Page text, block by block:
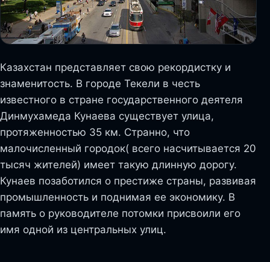
Казахстан представляет свою рекордистку и
знаменитость. В городе Текели в честь
известного в стране государственного деятеля
Динмухамеда Кунаева существует улица,
протяженностью 35 км. Странно, что
малочисленный городок( всего насчитывается 20
тысяч жителей) имеет такую длинную дорогу.
Кунаев позаботился о престиже страны, развивая
промышленность и поднимая ее экономику. В
память о руководителе потомки присвоили его
имя одной из центральных улиц.